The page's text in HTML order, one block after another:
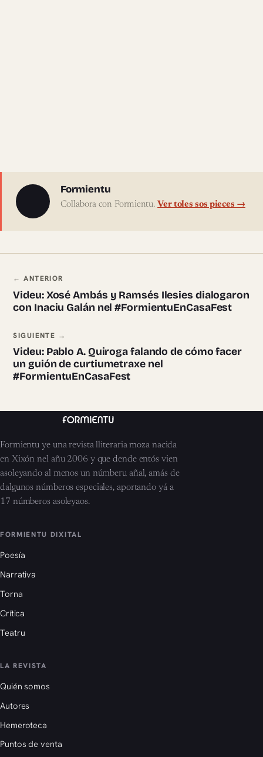
Sobre l'autor
Formientu
Collabora con Formientu. Ver toles sos pieces →
Navegación ente pieces
← ANTERIOR
Videu: Xosé Ambás y Ramsés Ilesies dialogaron
con Inaciu Galán nel #FormientuEnCasaFest
SIGUIENTE →
Videu: Pablo A. Quiroga falando de cómo facer
un guión de curtiumetraxe nel
#FormientuEnCasaFest
Formientu ye una revista lliteraria moza nacida
en Xixón nel añu 2006 y que dende entós vien
asoleyando al menos un númberu añal, amás de
dalgunos númberos especiales, aportando yá a
17 númberos asoleyaos.
FORMIENTU DIXITAL
Poesía
Narrativa
Torna
Crítica
Teatru
LA REVISTA
Quién somos
Autores
Hemeroteca
Puntos de venta